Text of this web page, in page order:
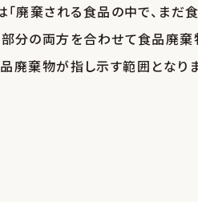
廃棄される食品の中で、まだ食
分の両方を合わせて食品廃棄
廃棄物が指し示す範囲となり